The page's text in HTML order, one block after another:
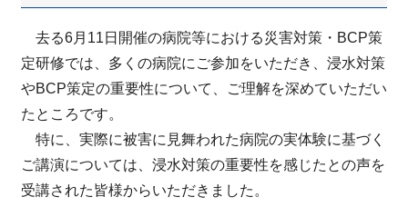
去る6月11日開催の病院等における災害対策・BCP策
定研修では、多くの病院にご参加をいただき、浸水対策
やBCP策定の重要性について、ご理解を深めていただい
たところです。
特に、実際に被害に見舞われた病院の実体験に基づく
ご講演については、浸水対策の重要性を感じたとの声を
受講された皆様からいただきました。